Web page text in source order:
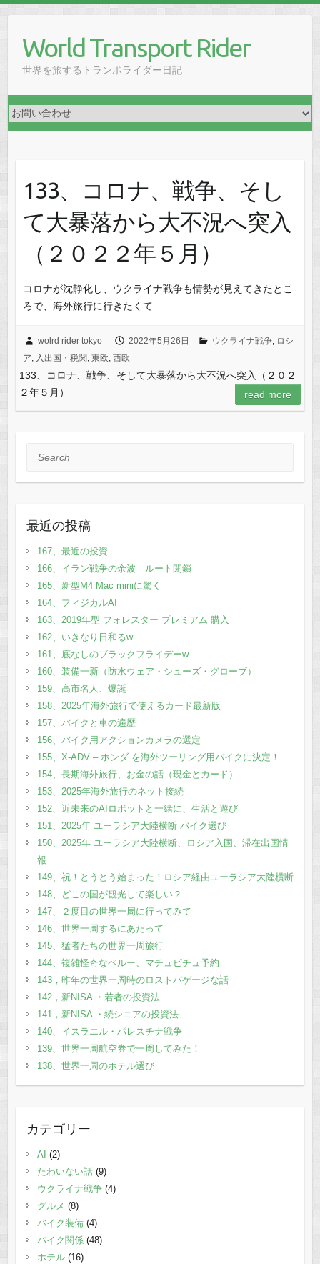
contentWorld Transport Rider
世界を旅するトランポライダー日記
133、コロナ、戦争、そし
て大暴落から大不況へ突入
（２０２２年５月）
コロナが沈静化し、ウクライナ戦争も情勢が見えてきたとこ
ろで、海外旅行に行きたくて…
wolrd rider tokyo 2022年5月26日 ウクライナ戦争, ロシ
ア, 入出国・税関, 東欧, 西欧
133、コロナ、戦争、そして大暴落から大不況へ突入（２０２
２年５月）
read more
Search
最近の投稿
167、最近の投資
166、イラン戦争の余波 ルート閉鎖
165、新型M4 Mac miniに驚く
164、フィジカルAI
163、2019年型 フォレスター プレミアム 購入
162、いきなり日和るw
161、底なしのブラックフライデーw
160、装備一新（防水ウェア・シューズ・グローブ）
159、高市名人、爆誕
158、2025年海外旅行で使えるカード最新版
157、バイクと車の遍歴
156、バイク用アクションカメラの選定
155、X-ADV – ホンダ を海外ツーリング用バイクに決定！
154、長期海外旅行、お金の話（現金とカード）
153、2025年海外旅行のネット接続
152、近未来のAIロボットと一緒に、生活と遊び
151、2025年 ユーラシア大陸横断 バイク選び
150、2025年 ユーラシア大陸横断、ロシア入国、滞在出国情
報
149、祝！とうとう始まった！ロシア経由ユーラシア大陸横断
148、どこの国が観光して楽しい？
147、２度目の世界一周に行ってみて
146、世界一周するにあたって
145、猛者たちの世界一周旅行
144、複雑怪奇なペルー、マチュピチュ予約
143，昨年の世界一周時のロストバゲージな話
142，新NISA ・若者の投資法
141，新NISA ・続シニアの投資法
140、イスラエル・パレスチナ戦争
139、世界一周航空券で一周してみた！
138、世界一周のホテル選び
カテゴリー
AI (2)
たわいない話(9)
ウクライナ戦争(4)
グルメ (8)
バイク装備(4)
バイク関係(48)
ホテル(16)